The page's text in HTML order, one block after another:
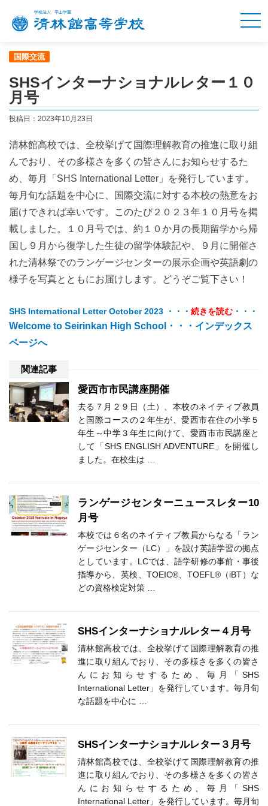
国際交流
SHSインターナショナルレター１０
月号
投稿日：2023年10月23日
清林館高校では、全校挙げて国際理解教育の推進に取り組
んでおり、その多様さを多くの皆さんにお知らせするた
め、毎月「SHS International Letter」を発行しています。
毎月旬な話題を中心に、国際交流に対する本校の熱意をお
届けできれば幸いです。このたび２０２３年１０月号を掲
載しました。１０月号では、約１０か月の長期留学から帰
国し９月から復学した生徒の留学体験記や、９月に開催さ
れた清林祭でのランゲージセンターの展示企画や英語劇の
様子を写真とともにお届けします。どうぞご覧下さい！
SHS International Letter October 2023 ・・・ 続きを読む ・・・
Welcome to Seirinkan High School・・・インデックス
ページへ
関連記事
愛西市市民講座開催
去る７月２９日（土）、本校のネイティブ教員
と国際コースの２年生が、愛西市在住の小学５
年生～中学３年生に向けて、愛西市市民講座と
して「SHS ENGLISH ADVENTURE」を開催し
ました。在校生は …
ランゲージセンターニュースレター10
月号
本校では６名のネイティブ教員からなる「ラン
ゲージセンター（LC）」を設け英語学習の拠点
としています。LCでは、語学研修の事前・事後
指導から、英検、TOEIC®、TOEFL®（iBT）な
どの資格検定対策 …
SHSインターナショナルレター４月号
清林館高校では、全校挙げて国際理解教育の推
進に取り組んでおり、その多様さを多くの皆さ
んにお知らせするため、毎月「SHS
International Letter」を発行しています。毎月旬
な話題を中心に …
SHSインターナショナルレター３月号
清林館高校では、全校挙げて国際理解教育の推
進に取り組んでおり、その多様さを多くの皆さ
んにお知らせするため、毎月「SHS
International Letter」を発行しています。毎月旬